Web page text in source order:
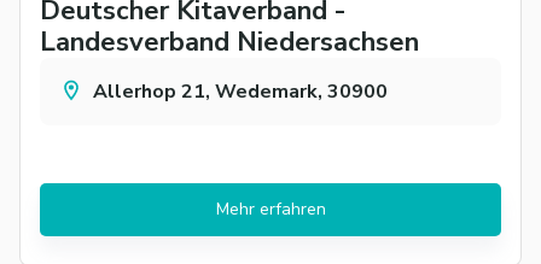
Deutscher Kitaverband -
Landesverband Niedersachsen
Allerhop 21, Wedemark, 30900
Mehr erfahren